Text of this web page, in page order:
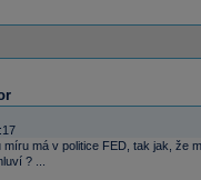
míru má v politice FED, tak jak, že
? ...